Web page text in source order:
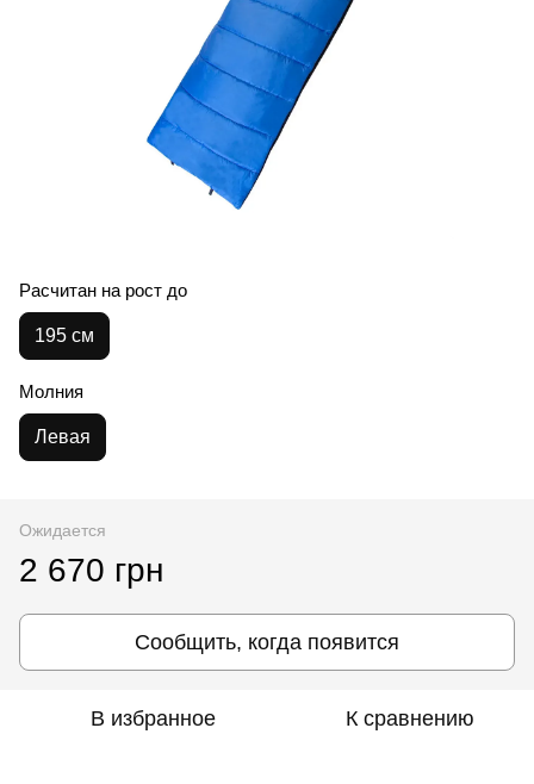
Расчитан на рост до
195 см
Молния
Левая
Ожидается
2 670 грн
Сообщить, когда появится
В избранное К сравнению